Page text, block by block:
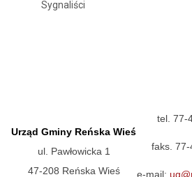
Sygnaliści
Urząd Gminy Reńska Wieś
ul. Pawłowicka 1
47-208 Reńska Wieś
tel. 77-
faks.
e-mail: